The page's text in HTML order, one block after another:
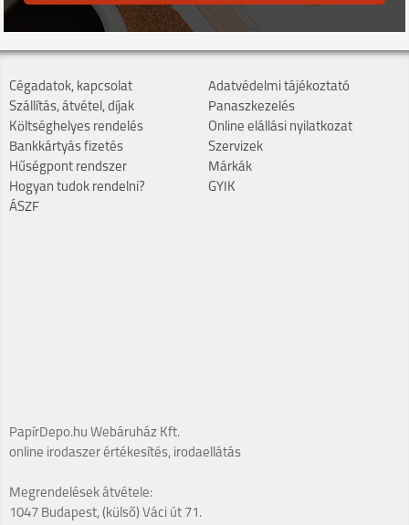
Cégadatok, kapcsolat
Szállítás, átvétel, díjak
Költséghelyes rendelés
Bankkártyás fizetés
Hűségpont rendszer
Hogyan tudok rendelni?
ÁSZF
Adatvédelmi tájékoztató
Panaszkezelés
Online elállási nyilatkozat
Szervizek
Márkák
GYIK
PapírDepo.hu Webáruház Kft.
online irodaszer értékesítés, irodaellátás
Megrendelések átvétele:
1047 Budapest, (külső) Váci út 71.